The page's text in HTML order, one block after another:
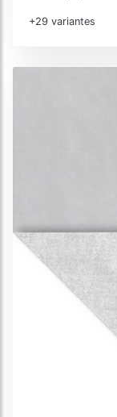
+29 variantes